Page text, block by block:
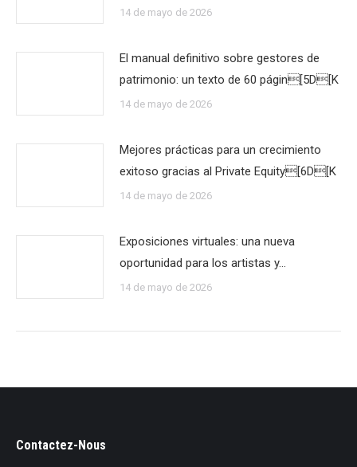
14 de mayo de 2026
El manual definitivo sobre gestores de
patrimonio: un texto de 60 págin[5D[K
14 de mayo de 2026
Mejores prácticas para un crecimiento
exitoso gracias al Private Equity[6D[K
14 de mayo de 2026
Exposiciones virtuales: una nueva
oportunidad para los artistas y…
14 de mayo de 2026
Contactez-Nous